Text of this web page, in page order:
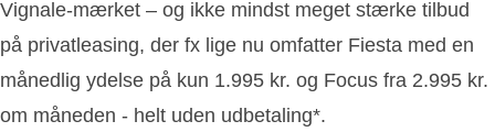
Vignale-mærket – og ikke mindst meget stærke tilbud
på privatleasing, der fx lige nu omfatter Fiesta med en
månedlig ydelse på kun 1.995 kr. og Focus fra 2.995 kr.
om måneden - helt uden udbetaling*.